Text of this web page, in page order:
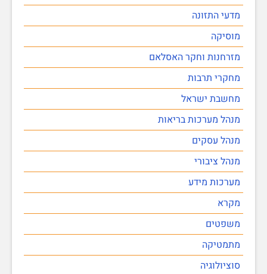
מדעי התזונה
מוסיקה
מזרחנות וחקר האסלאם
מחקרי תרבות
מחשבת ישראל
מנהל מערכות בריאות
מנהל עסקים
מנהל ציבורי
מערכות מידע
מקרא
משפטים
מתמטיקה
סוציולוגיה